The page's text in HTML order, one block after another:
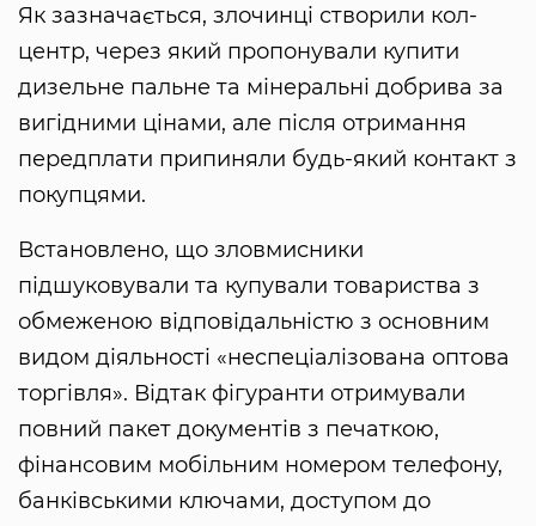
Як зазначається, злочинці створили кол-
центр, через який пропонували купити
дизельне пальне та мінеральні добрива за
вигідними цінами, але після отримання
передплати припиняли будь-який контакт з
покупцями.
Встановлено, що зловмисники
підшуковували та купували товариства з
обмеженою відповідальністю з основним
видом діяльності «неспеціалізована оптова
торгівля». Відтак фігуранти отримували
повний пакет документів з печаткою,
фінансовим мобільним номером телефону,
банківськими ключами, доступом до